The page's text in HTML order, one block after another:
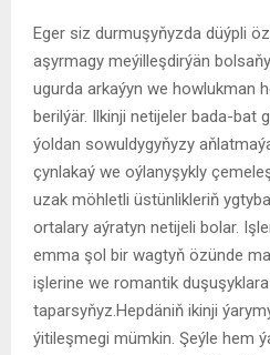
Eger siz durmuşyňyzda düýpli
aşyrmagy meýilleşdirýän
ugurda arkaýyn we howlukman
berilýär. Ilkinji netijeler bada-bat
ýoldan sowuldygyňyzy
çynlakaý we oýlanyşykly
uzak möhletli üstünlikleriň
ortalary aýratyn netijeli bolar.
emma şol bir wagtyň özünde
işlerine we romantik
taparsyňyz.Hepdäniň ikinji
ýitileşmegi mümkin. Şeýle hem